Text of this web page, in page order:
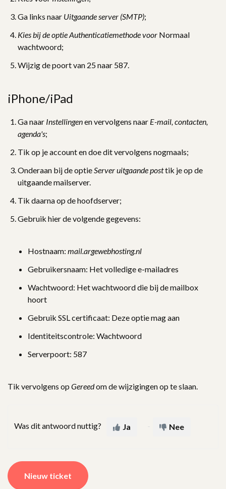
Ga links naar Uitgaande server (SMTP);
Kies bij de optie Authenticatiemethode voor Normaal
wachtwoord;
Wijzig de poort van 25 naar 587.
iPhone/iPad
Ga naar Instellingenen vervolgens naar E-mail, contacten,
agenda's;
Tik op je account en doe dit vervolgens nogmaals;
Onderaan bij de optieServer uitgaande posttik je op de
uitgaande mailserver.
Tik daarna op de hoofdserver;
Gebruik hier de volgende gegevens:
Hostnaam: mail.argewebhosting.nl
Gebruikersnaam: Het volledige e-mailadres
Wachtwoord: Het wachtwoord die bij de mailbox
hoort
Gebruik SSL certificaat: Deze optie mag aan
Identiteitscontrole: Wachtwoord
Serverpoort: 587
Tik vervolgens op Gereedom de wijzigingen op te slaan.
Was dit antwoord nuttig? Ja Nee
Nieuw ticket